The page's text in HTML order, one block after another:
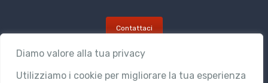
Diamo valore alla tua privacy
Utilizziamo i cookie per migliorare la tua esperienza
Contattaci